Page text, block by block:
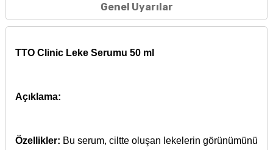
Genel Uyarılar
TTO Clinic Leke Serumu 50 ml
Açıklama:
Özellikler: Bu serum, ciltte oluşan lekelerin görünümünü